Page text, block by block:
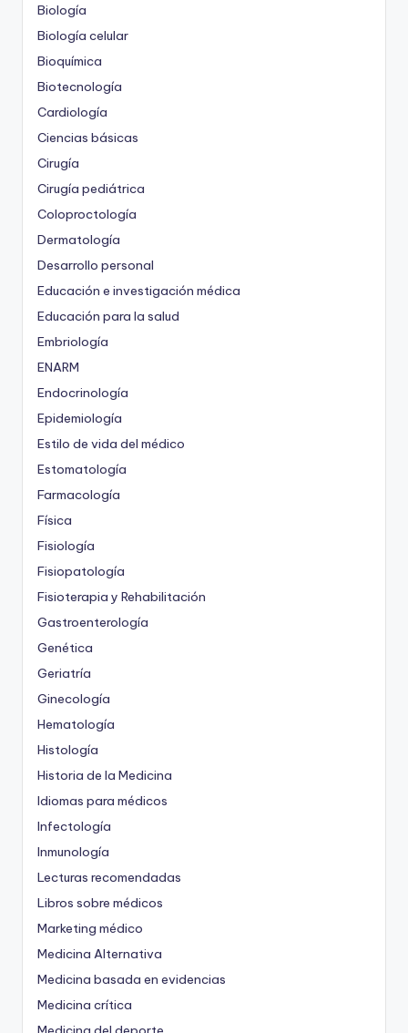
Biología
Biología celular
Bioquímica
Biotecnología
Cardiología
Ciencias básicas
Cirugía
Cirugía pediátrica
Coloproctología
Dermatología
Desarrollo personal
Educación e investigación médica
Educación para la salud
Embriología
ENARM
Endocrinología
Epidemiología
Estilo de vida del médico
Estomatología
Farmacología
Física
Fisiología
Fisiopatología
Fisioterapia y Rehabilitación
Gastroenterología
Genética
Geriatría
Ginecología
Hematología
Histología
Historia de la Medicina
Idiomas para médicos
Infectología
Inmunología
Lecturas recomendadas
Libros sobre médicos
Marketing médico
Medicina Alternativa
Medicina basada en evidencias
Medicina crítica